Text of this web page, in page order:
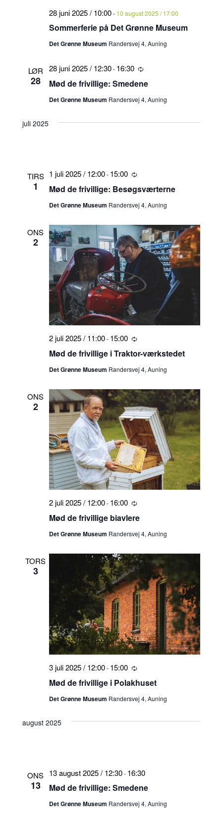
Sommerferie på Det Grønne Museum
28 juni 2025 / 10:00- 10 august 2025 / 17:00
Det Grønne Museum Randersvej 4, Auning
LØR
28 Mød de frivillige: Smedene
28 juni 2025 / 12:30- 16:30 Tilbagevendende
Det Grønne Museum Randersvej 4, Auning
juli 2025
TIRS
1 Mød de frivillige: Besøgsværterne
1 juli 2025 / 12:00- 15:00 Tilbagevendende
Det Grønne Museum Randersvej 4, Auning
ONS
2
Mød de frivillige i Traktor-værkstedet
2 juli 2025 / 11:00- 15:00 Tilbagevendende
Det Grønne Museum Randersvej 4, Auning
ONS
2
Mød de frivillige biavlere
2 juli 2025 / 12:00- 16:00 Tilbagevendende
Det Grønne Museum Randersvej 4, Auning
TORS
3
Mød de frivillige i Polakhuset
3 juli 2025 / 12:00- 15:00 Tilbagevendende
Det Grønne Museum Randersvej 4, Auning
august 2025
ONS
13 Mød de frivillige: Smedene
13 august 2025 / 12:30- 16:30
Det Grønne Museum Randersvej 4, Auning